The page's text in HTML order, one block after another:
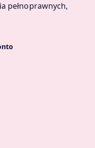
pełnoprawnych,